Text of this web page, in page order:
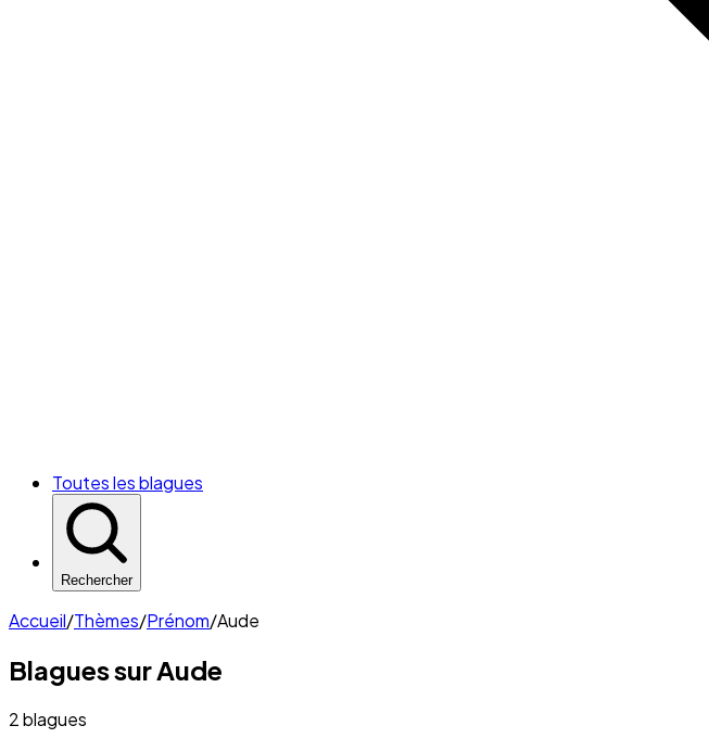
Toutes les blagues
Rechercher
Accueil/Thèmes/Prénom/Aude
Blagues surAude
2 blagues